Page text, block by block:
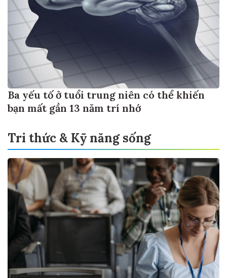
Ba yếu tố ở tuổi trung niên có thể khiến
bạn mất gần 13 năm trí nhớ
Tri thức & Kỹ năng sống